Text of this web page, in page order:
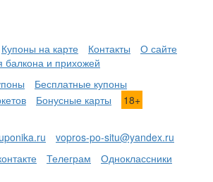
Купоны на карте Контакты
О сайте
и прихожей
Бесплатные купоны
Бонусные карты 18+
vopros-po-situ@yandex.ru
Телеграм
Одноклассники